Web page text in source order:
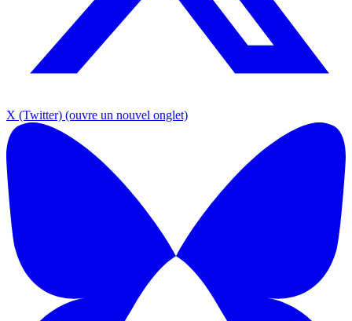
X (Twitter) (ouvre un nouvel onglet)